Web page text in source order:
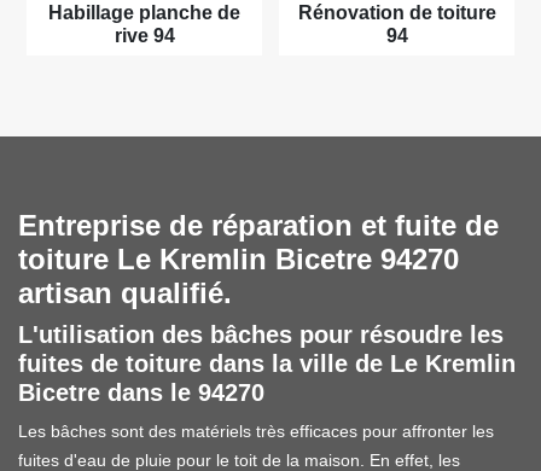
Habillage planche de
rive 94
Rénovation de toiture
94
Entreprise de réparation et fuite de
toiture Le Kremlin Bicetre 94270
artisan qualifié.
L'utilisation des bâches pour résoudre les
fuites de toiture dans la ville de Le Kremlin
Bicetre dans le 94270
Les bâches sont des matériels très efficaces pour affronter les
fuites d'eau de pluie pour le toit de la maison. En effet, les